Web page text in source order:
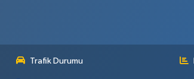
Trafik Durumu